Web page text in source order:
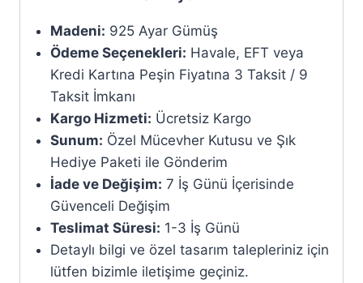
Madeni: 925 Ayar Gümüş
Ödeme Seçenekleri: Havale, EFT veya
Kredi Kartına Peşin Fiyatına 3 Taksit / 9
Taksit İmkanı
Kargo Hizmeti: Ücretsiz Kargo
Sunum: Özel Mücevher Kutusu ve Şık
Hediye Paketi ile Gönderim
İade ve Değişim: 7 İş Günü İçerisinde
Güvenceli Değişim
Teslimat Süresi: 1-3 İş Günü
Detaylı bilgi ve özel tasarım talepleriniz için
lütfen bizimle iletişime geçiniz.